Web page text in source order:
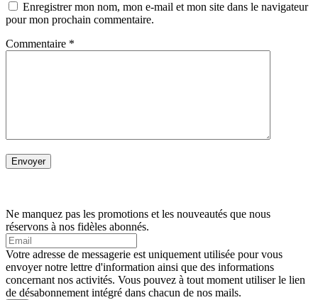
Enregistrer mon nom, mon e-mail et mon site dans le navigateur
pour mon prochain commentaire.
Commentaire *
Ne manquez pas les promotions et les nouveautés que nous
réservons à nos fidèles abonnés.
Votre adresse de messagerie est uniquement utilisée pour vous
envoyer notre lettre d'information ainsi que des informations
concernant nos activités. Vous pouvez à tout moment utiliser le lien
de désabonnement intégré dans chacun de nos mails.